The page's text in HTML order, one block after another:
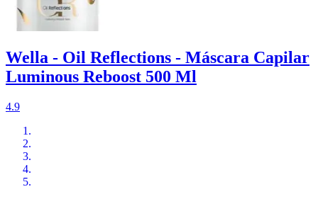
Wella - Oil Reflections - Máscara Capilar
Luminous Reboost 500 Ml
4.9